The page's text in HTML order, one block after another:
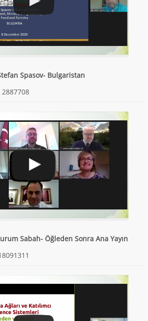
Spasov- Bulgaristan
Sabah- Öğleden Sonra Ana Yayın